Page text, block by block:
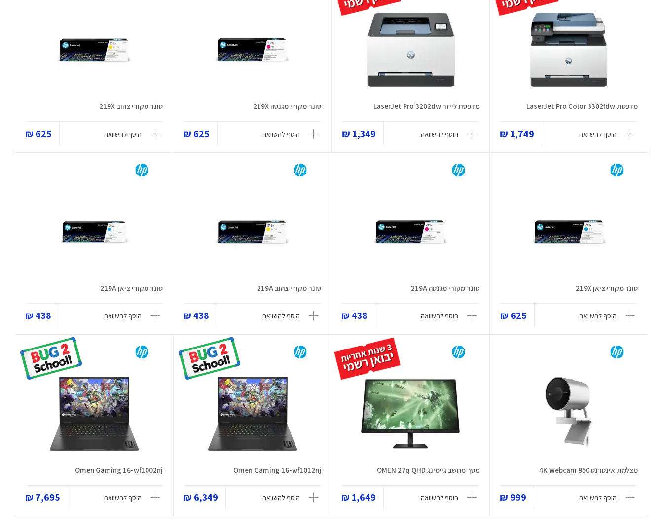
מדפסת LaserJet Pro Color 3302fdw
הוסף להשוואה 1,749 ₪
מדפסת לייזר LaserJet Pro 3202dw
הוסף להשוואה 1,349 ₪
טונר מקורי מגנטה 219X
הוסף להשוואה 625 ₪
טונר מקורי צהוב 219X
הוסף להשוואה 625 ₪
טונר מקורי ציאן 219X
הוסף להשוואה 625 ₪
טונר מקורי מגנטה 219A
הוסף להשוואה 438 ₪
טונר מקורי צהוב 219A
הוסף להשוואה 438 ₪
טונר מקורי ציאן 219A
הוסף להשוואה 438 ₪
מצלמת אינטרנט 950 4K Webcam
הוסף להשוואה 999 ₪
מסך מחשב גיימינג OMEN 27q QHD
הוסף להשוואה 1,649 ₪
Omen Gaming 16-wf1012nj
הוסף להשוואה 6,349 ₪
Omen Gaming 16-wf1002nj
הוסף להשוואה 7,695 ₪